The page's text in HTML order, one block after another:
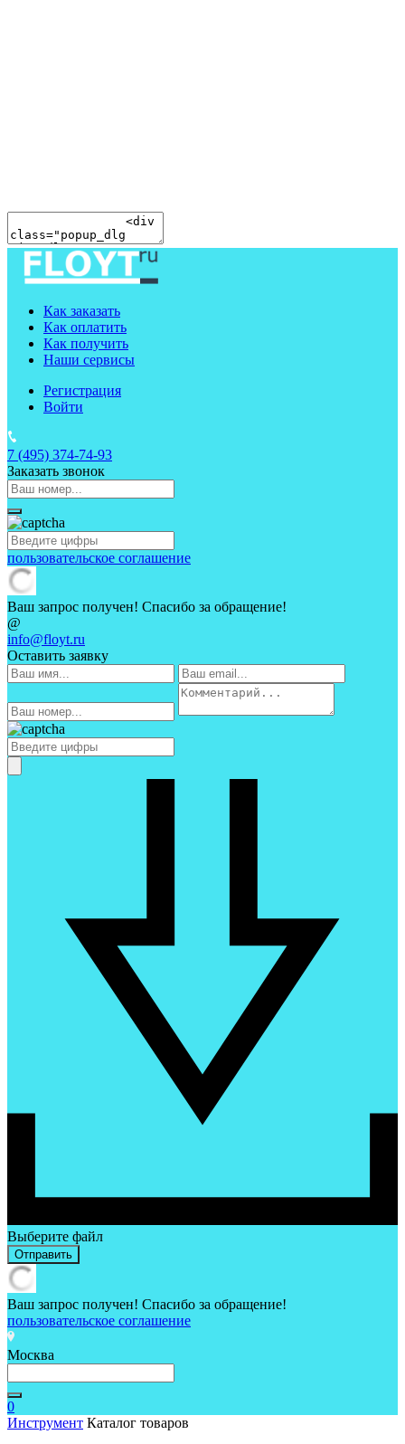
Как заказать
Как оплатить
Как получить
Наши сервисы
Регистрация
Войти
7 (495) 374-74-93
Заказать звонок
пользовательское соглашение
Ваш запрос получен! Спасибо за обращение!
@
info@floyt.ru
Оставить заявку
Выберите файл
Отправить
Ваш запрос получен! Спасибо за обращение!
пользовательское соглашение
Москва
0
Инструмент Каталог товаров